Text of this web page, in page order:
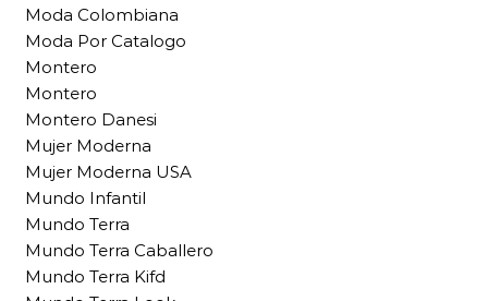
Moda Colombiana
Moda Por Catalogo
Montero
Montero
Montero Danesi
Mujer Moderna
Mujer Moderna USA
Mundo Infantil
Mundo Terra
Mundo Terra Caballero
Mundo Terra Kifd